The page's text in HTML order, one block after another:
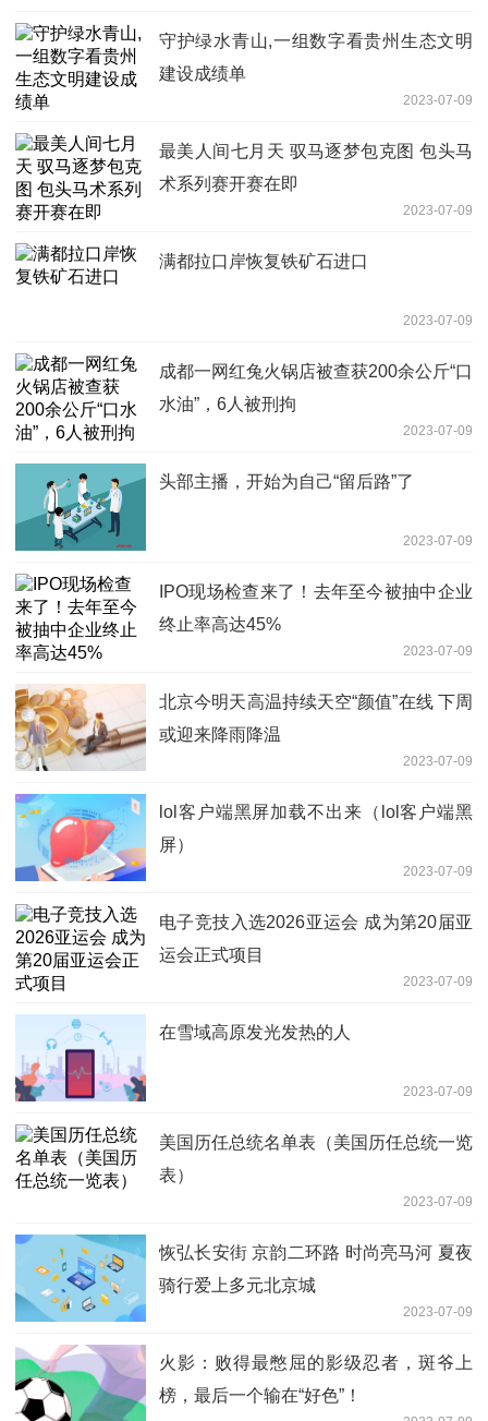
守护绿水青山,一组数字看贵州生态文明
建设成绩单
2023-07-09
最美人间七月天 驭马逐梦包克图 包头马
术系列赛开赛在即
2023-07-09
满都拉口岸恢复铁矿石进口
2023-07-09
成都一网红兔火锅店被查获200余公斤“口
水油”，6人被刑拘
2023-07-09
头部主播，开始为自己“留后路”了
2023-07-09
IPO现场检查来了！去年至今被抽中企业
终止率高达45%
2023-07-09
北京今明天高温持续天空“颜值”在线 下周
或迎来降雨降温
2023-07-09
lol客户端黑屏加载不出来（lol客户端黑
屏）
2023-07-09
电子竞技入选2026亚运会 成为第20届亚
运会正式项目
2023-07-09
在雪域高原发光发热的人
2023-07-09
美国历任总统名单表（美国历任总统一览
表）
2023-07-09
恢弘长安街 京韵二环路 时尚亮马河 夏夜
骑行爱上多元北京城
2023-07-09
火影：败得最憋屈的影级忍者，斑爷上
榜，最后一个输在“好色”！